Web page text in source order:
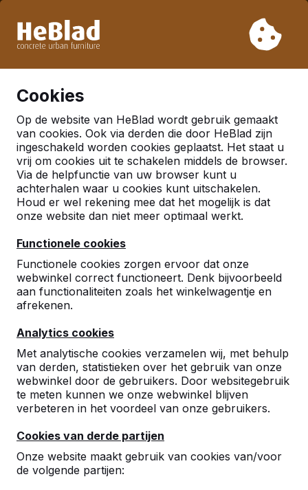
week 33. Houdt u daarom rekening met langere levertijden.
Cookies
Op de website van HeBlad wordt gebruik gemaakt
van cookies. Ook via derden die door HeBlad zijn
ingeschakeld worden cookies geplaatst. Het staat u
vrij om cookies uit te schakelen middels de browser.
Via de helpfunctie van uw browser kunt u
achterhalen waar u cookies kunt uitschakelen.
Houd er wel rekening mee dat het mogelijk is dat
onze website dan niet meer optimaal werkt.
Functionele cookies
Functionele cookies zorgen ervoor dat onze
webwinkel correct functioneert. Denk bijvoorbeeld
aan functionaliteiten zoals het winkelwagentje en
afrekenen.
Analytics cookies
Met analytische cookies verzamelen wij, met behulp
van derden, statistieken over het gebruik van onze
webwinkel door de gebruikers. Door websitegebruik
te meten kunnen we onze webwinkel blijven
verbeteren in het voordeel van onze gebruikers.
Cookies van derde partijen
Onze website maakt gebruik van cookies van/voor
de volgende partijen:
Al meer dan 30.000 producten verkocht
Spelbanken
Dambank Antraciet-
Beton
10reviews